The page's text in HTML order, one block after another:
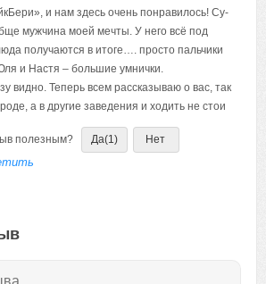
и нам здесь очень понравилось! Су-
мужчина моей мечты. У него всё под
получаются в итоге…. просто пальчики
и Настя – большие умнички.
видно. Теперь всем рассказываю о вас, так
а в другие заведения и ходить не стои
полезным? Да(1) Нет